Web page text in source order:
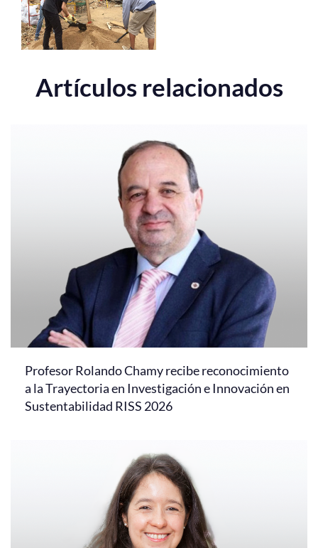
Artículos relacionados
Profesor Rolando Chamy recibe reconocimiento
a la Trayectoria en Investigación e Innovación en
Sustentabilidad RISS 2026